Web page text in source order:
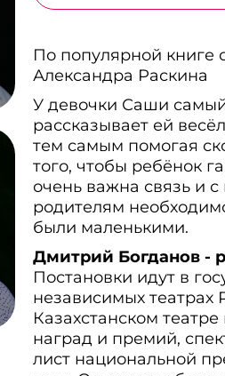
По популярной книге
Александра Раскина
У девочки Саши
рассказывает ей
тем самым помогая
того, чтобы ребёнок
очень важна связь и
родителям
были маленькими.
Дмитрий Богданов -
Постановки идут в
независимых театрах
Казахстанском
наград и премий,
лист национальной